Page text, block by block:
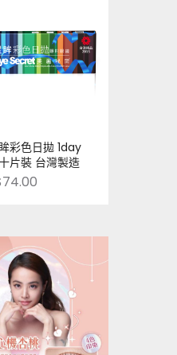
彩色日拋 1day
片裝 台灣製造